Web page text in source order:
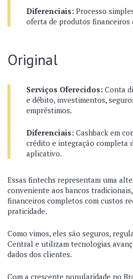
Diferenciais: Processo
oferta de produtos financeiros
Original
Serviços Oferecidos: Conta
e débito, investimentos,
empréstimos.
Diferenciais: Cashback em
crédito e integração completa
aplicativo.
Essas fintechs representam uma
conveniente aos bancos
financeiros completos com custos
praticidade.
Como vimos, eles são seguros,
Central e utilizam tecnologias
dados dos clientes.
Com a crescente popularidade no